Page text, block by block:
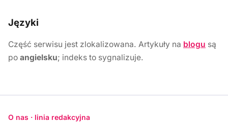
Języki
Część serwisu jest zlokalizowana. Artykuły na blogu są
po angielsku; indeks to sygnalizuje.
O nas · linia redakcyjna